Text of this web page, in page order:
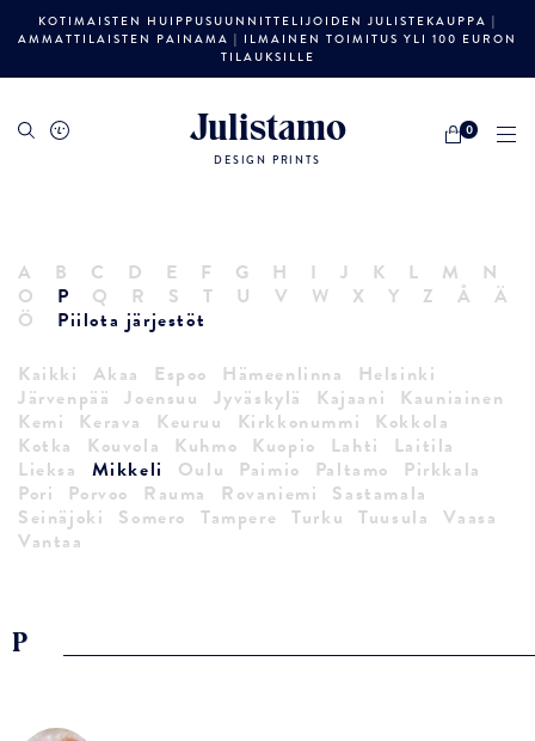
KOTIMAISTEN HUIPPUSUUNNITTELIJOIDEN JULISTEKAUPPA |
AMMATTILAISTEN PAINAMA | ILMAINEN TOIMITUS YLI 100 EURON
TILAUKSILLE
Julistamo
DESIGN PRINTS
0
A B C D E F G H I J K L M
N
O
P Q R S T U V W X Y Z Å
Ä
Ö
Piilota järjestöt
Kaikki
Akaa Espoo Hämeenlinna
Helsinki
Järvenpää
Joensuu Jyväskylä Kajaani
Kauniainen
Kemi
Kerava Keuruu Kirkkonummi
Kokkola
Kotka
Kouvola Kuhmo Kuopio Lahti
Laitila
Lieksa
Mikkeli Oulu Paimio Paltamo
Pirkkala
Pori
Porvoo Rauma Rovaniemi
Sastamala
Seinäjoki
Somero Tampere Turku Tuusula
Vaasa
Vantaa
P